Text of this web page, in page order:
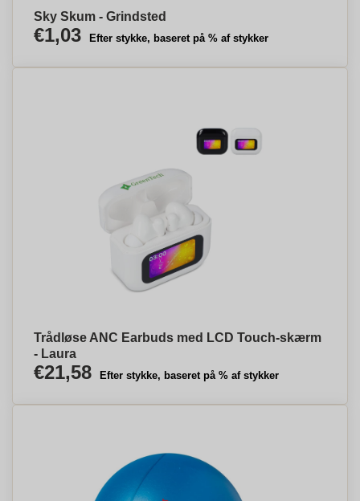
Sky Skum - Grindsted
€1,03 Efter stykke, baseret på % af stykker
Trådløse ANC Earbuds med LCD Touch-skærm
- Laura
€21,58 Efter stykke, baseret på % af stykker